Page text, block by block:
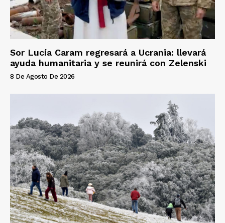
Sor Lucía Caram regresará a Ucrania: llevará
ayuda humanitaria y se reunirá con Zelenski
8 De Agosto De 2026